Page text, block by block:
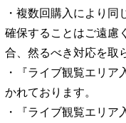
・複数回購入により
確保することはご遠慮
合、然るべき対応を取
・『ライブ観覧エリ
かれております。
・『ライブ観覧エリ